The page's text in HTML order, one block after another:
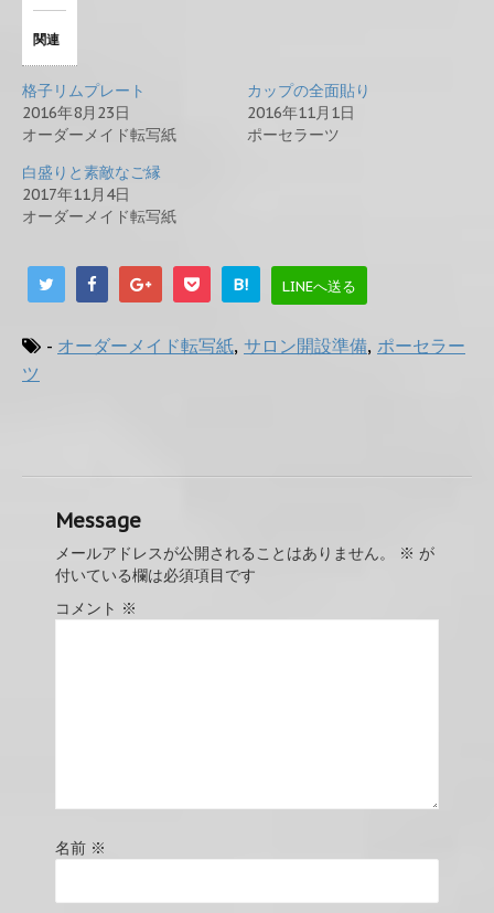
関連
格子リムプレート
2016年8月23日
オーダーメイド転写紙
カップの全面貼り
2016年11月1日
ポーセラーツ
白盛りと素敵なご縁
2017年11月4日
オーダーメイド転写紙
B! LINEへ送る
- オーダーメイド転写紙, サロン開設準備, ポーセラー
ツ
Message
メールアドレスが公開されることはありません。 ※ が
付いている欄は必須項目です
コメント ※
名前 ※